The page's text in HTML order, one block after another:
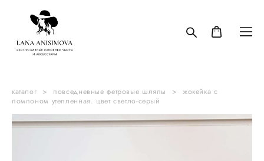
каталог > повседневные фетровые шляпы >
жокейка с
помпоном утепленная. цвет светло-серый